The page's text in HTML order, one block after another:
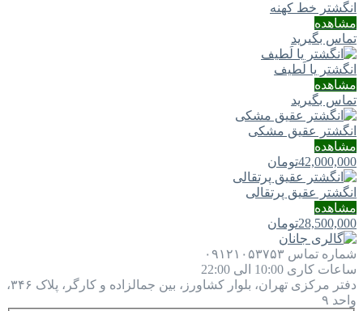
انگشتر خط کهنه
مشاهده
تماس بگیرید
انگشتر یا لَطيف
مشاهده
تماس بگیرید
انگشتر عقیق مشکی
مشاهده
42,000,000تومان
انگشتر عقیق پرتقالی
مشاهده
28,500,000تومان
شماره تماس ۰۹۱۲۱۰۵۳۷۵۳
ساعات کاری 10:00 الی 22:00
دفتر مرکزی
تهران، بلوار کشاورز، بین جمالزاده و کارگر، پلاک ۳۴۶،
واحد ۹